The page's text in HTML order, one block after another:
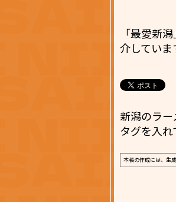
「最愛新
介してい
新潟のラ
タグを入
本稿の作成には、生